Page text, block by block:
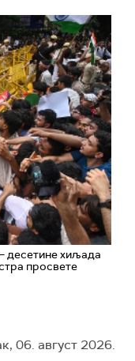
десетине хиљада
просвете
06. август 2026.